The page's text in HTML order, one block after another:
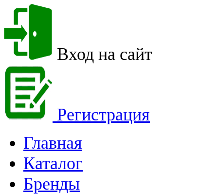
Вход на сайт
Регистрация
Главная
Каталог
Бренды